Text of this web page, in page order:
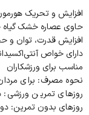
افزایش و تحریک
حاوی عصاره خشک
افزایش قدرت، توان و
دارای خواص
مناسب برای ورزشکاران
نحوه مصرف: برای
روزهای تمرین
روزهای بدون تمرین: